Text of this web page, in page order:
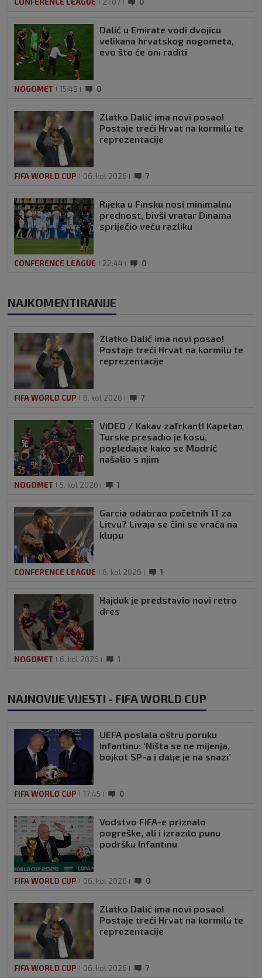
Dalić u Emirate vodi dvojicu
velikana hrvatskog nogometa,
evo što će oni raditi
NOGOMET 15:49 0
Zlatko Dalić ima novi posao!
Postaje treći Hrvat na kormilu te
reprezentacije
FIFA WORLD CUP 06. kol 2026 7
Rijeka u Finsku nosi minimalnu
prednost, bivši vratar Dinama
spriječio veću razliku
CONFERENCE LEAGUE 22:44 0
NAJKOMENTIRANIJE
Zlatko Dalić ima novi posao!
Postaje treći Hrvat na kormilu te
reprezentacije
FIFA WORLD CUP 6. kol 2026 7
VIDEO / Kakav zafrkant! Kapetan
Turske presadio je kosu,
pogledajte kako se Modrić
našalio s njim
NOGOMET 5. kol 2026 1
Garcia odabrao početnih 11 za
Litvu? Livaja se čini se vraća na
klupu
CONFERENCE LEAGUE 6. kol 2026 1
Hajduk je predstavio novi retro
dres
NOGOMET 6. kol 2026 1
NAJNOVIJE VIJESTI - FIFA WORLD CUP
UEFA poslala oštru poruku
Infantinu: ‘Ništa se ne mijenja,
bojkot SP-a i dalje je na snazi’
FIFA WORLD CUP 17:45 0
Vodstvo FIFA-e priznalo
pogreške, ali i izrazilo punu
podršku Infantinu
FIFA WORLD CUP 06. kol 2026 0
Zlatko Dalić ima novi posao!
Postaje treći Hrvat na kormilu te
reprezentacije
FIFA WORLD CUP 06. kol 2026 7